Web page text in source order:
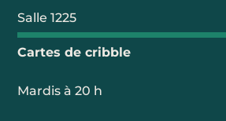
Salle 1225
Cartes de cribble
Mardis à 20 h